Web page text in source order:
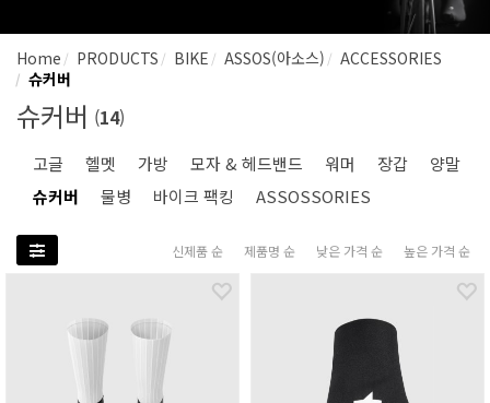
Home PRODUCTS BIKE ASSOS(아소스)
ACCESSORIES
슈커버
슈커버 (14)
고글 헬멧 가방 모자 & 헤드밴드 워머 장갑
양말
슈커버
물병 바이크 팩킹 ASSOSSORIES
신제품 순 제품명 순 낮은 가격 순 높은 가격 순